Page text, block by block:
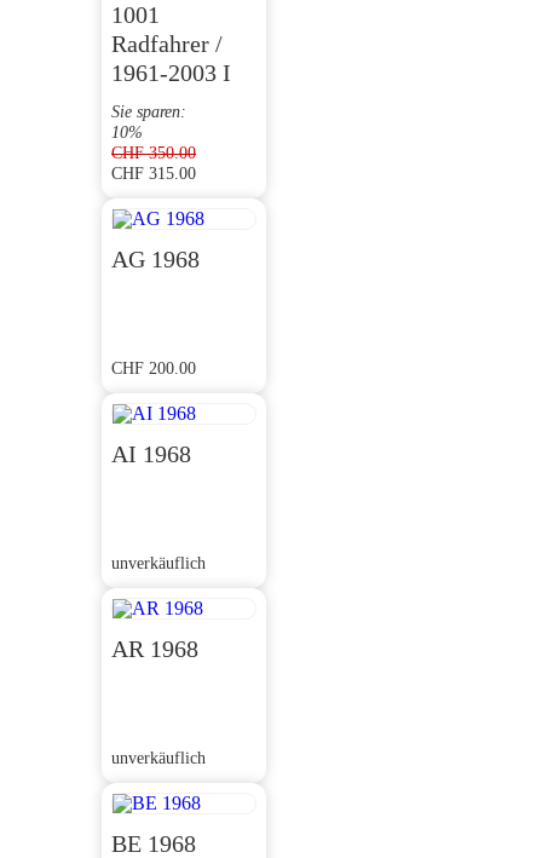
1001
Radfahrer /
1961-2003 I
CHF350.00
Preis
war:
CHF 350.00
CHF 315.00
Preis
ist:
CHF 315.00.
Sie sparen:
10%
AG 1968
CHF 200.00
AI 1968
unverkäuflich
AR 1968
unverkäuflich
BE 1968